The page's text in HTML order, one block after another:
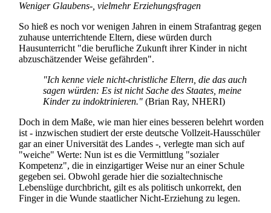
Weniger Glaubens-, vielmehr Erziehungsfragen
So hieß es noch vor wenigen Jahren in einem Strafantrag gegen
zuhause unterrichtende Eltern, diese würden durch
Hausunterricht "die berufliche Zukunft ihrer Kinder in nicht
abzuschätzender Weise gefährden".
"Ich kenne viele nicht-christliche Eltern, die das auch
sagen würden: Es ist nicht Sache des Staates, meine
Kinder zu indoktrinieren." (Brian Ray, NHERI)
Doch in dem Maße, wie man hier eines besseren belehrt worden
ist - inzwischen studiert der erste deutsche Vollzeit-Hausschüler
gar an einer Universität des Landes -, verlegte man sich auf
"weiche" Werte: Nun ist es die Vermittlung "sozialer
Kompetenz", die in einzigartiger Weise nur an einer Schule
gegeben sei. Obwohl gerade hier die sozial­technische
Lebenslüge durchbricht, gilt es als politisch unkorrekt, den
Finger in die Wunde staatlicher Nicht-Erziehung zu legen.